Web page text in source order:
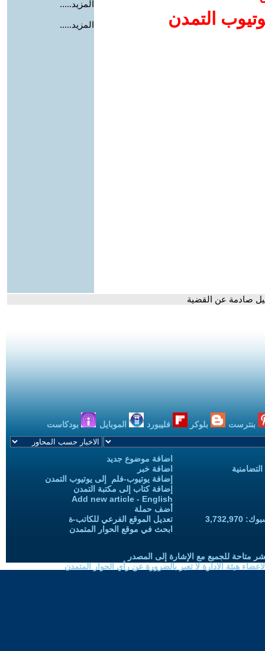
التمدن
المزيد.....
المزيد.....
صادمة عن القضية
بنترست بلوكر فليبورد الموبايل بودكاست
اضافة موضوع جديد
اضافة خبر
إضافة يوتيوب-فلم إلى يوتيوب التمدن
إضافة كتاب إلى مكتبة التمدن
Add new article - English
أضف حملة
تعديل الموقع الفرعي للكاتب-ة
ابحث في موقع الحوار المتمدن
متاحة للجميع مع الإشارة إلى المصدر
هيئة الادارة لا تعبر بالضرورة عن رأي الحوار المتمدن